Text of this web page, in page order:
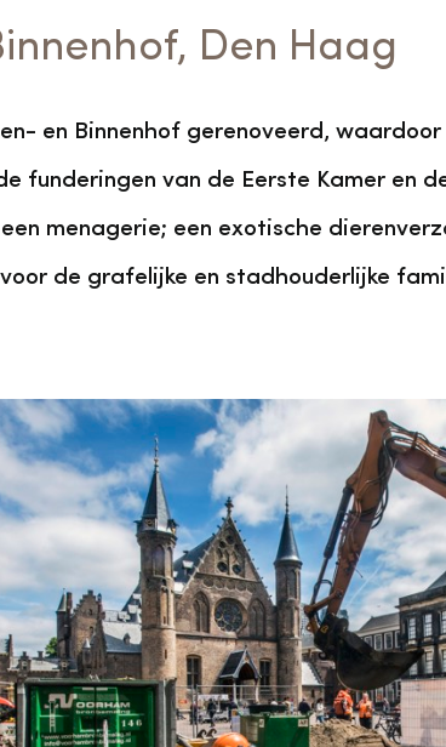
Den Haag
en Binnenhof gerenoveerd,
funderingen van de Eerste Kamer en
menagerie; een exotische
de grafelijke en stadhouderlijke